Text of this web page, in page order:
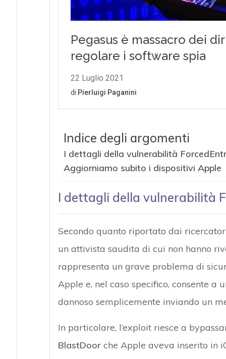
Indice degli argomenti
I dettagli della vulnerabilità
Aggiorniamo subito i dispositivi Apple
I dettagli della vulnerabilità
Secondo quanto riportato dai
un attivista saudita di cui non hanno
rappresenta un grave problema di
Apple e, nel caso specifico, consente
dannoso semplicemente inviando un
In particolare, l’exploit riesce a
BlastDoorche Apple aveva inserito in